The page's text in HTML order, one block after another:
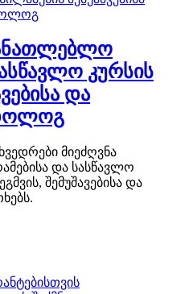
კურსის
და
მიეძღვნა
და სასწავლო
შემუშავებისა და